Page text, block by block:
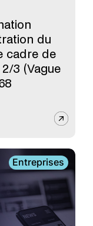
du
cadre de
3 (Vague
Entreprises